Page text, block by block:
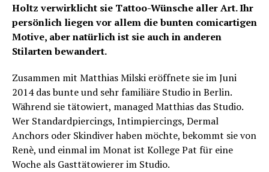
Holtz verwirklicht sie Tattoo-Wünsche aller Art. Ihr
persönlich liegen vor allem die bunten comicartigen
Motive, aber natürlich ist sie auch in anderen
Stilarten bewandert.
Zusammen mit Matthias Milski eröffnete sie im Juni
2014 das bunte und sehr familiäre Studio in Berlin.
Während sie tätowiert, managed Matthias das Studio.
Wer Standardpiercings, Intimpiercings, Dermal
Anchors oder Skindiver haben möchte, bekommt sie von
Renè, und einmal im Monat ist Kollege Pat für eine
Woche als Gasttätowierer im Studio.